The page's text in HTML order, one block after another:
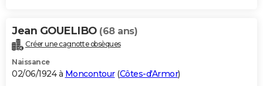
Jean GOUELIBO (68 ans)
Créer une cagnotte obsèques
Naissance
02/06/1924 à Moncontour(Côtes-d'Armor)